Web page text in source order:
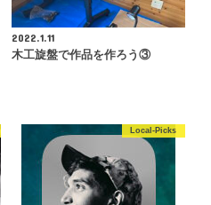
2022.1.11
木工旋盤で作品を作ろう③
Local-Picks